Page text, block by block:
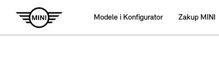
Modele i Konfigurator Zakup MINI